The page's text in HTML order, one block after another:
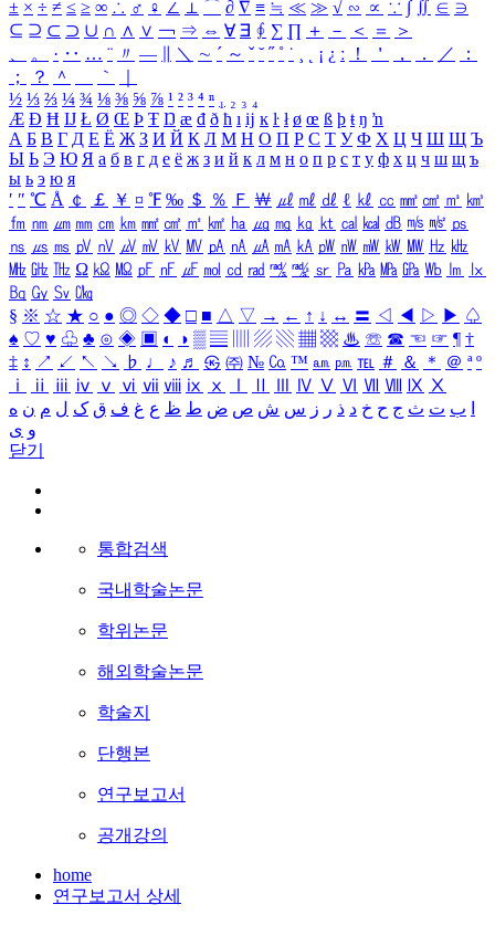
± × ÷ ≠ ≤ ≥ ∞ ∴ ♂ ♀ ∠ ⊥ ⌒ ∂ ∇ ≡ ≒ ≪ ≫ √ ∽ ∝ ∵ ∫ ∬ ∈ ∋
⊆ ⊇ ⊂ ⊃ ∪ ∩ ∧ ∨ ￢ ⇒ ⇔ ∀ ∃ ∮ ∑ ∏ ＋ － ＜ ＝
＞
、
。 · ‥ … ¨ 〃 ― ＼ ∼ ´ ～ ˇ ˘ ˝ ˚ ˙ ¸ ¡ ¿ ː ！ ＇ ， ． ／
：
；
？ ＾ ｀
½ ⅓ ⅔ ¼ ¾ ⅛ ⅜ ⅝ ⅞ ¹ ² ³ ⁴ ⁿ ₁ ₂ ₃ ₄
Æ Ð Ħ Ĳ Ł Ø Œ Þ Ŧ Ŋ æ đ ð ħ ı ĳ ĸ ŀ ł ø œ ß þ ŧ ŋ ŉ
А Б В Г Д Е Ё Ж З И Й К Л М Н О П Р С Т У Ф Х Ц Ч Ш Щ Ъ
Ы Ь Э Ю Я а б в г д е ё ж з и й к л м н о п р с т у ф х ц ч ш щ ъ
ы ь э ю я
′ ″ ℃ Å ￠ ￡ ￥ ¤ ℉ ‰ ＄ ％ Ｆ ￦ ㎕ ㎖ ㎗ ℓ ㎘ ㏄ ㎣ ㎤ ㎥ ㎦
㎙ ㎚ ㎛ ㎜ ㎝ ㎞ ㎟ ㎠ ㎡ ㎢ ㏊ ㎍ ㎎ ㎏ ㏏ ㎈ ㎉ ㏈ ㎧ ㎨ ㎰
㎱ ㎲ ㎳ ㎴ ㎵ ㎶ ㎷ ㎸ ㎹ ㎀ ㎁ ㎂ ㎃ ㎄ ㎺ ㎻ ㎽ ㎾ ㎿ ㎐ ㎑
㎒ ㎓ ㎔ Ω ㏀ ㏁ ㎊ ㎋ ㎌ ㏖ ㏅ ㎭ ㎮ ㎯ ㏛ ㎩ ㎪ ㎫ ㎬ ㏝ ㏐
㏓
㏃ ㏉ ㏜ ㏆
§ ※ ☆ ★ ○ ● ◎ ◇ ◆ □ ■ △ ▽ → ← ↑ ↓ ↔ 〓 ◁ ◀ ▷ ▶ ♤
♠ ♡ ♥ ♧ ♣ ⊙ ◈ ▣ ◐ ◑ ▒ ▤ ▨ ▧ ▦ ▩ ♨ ☏ ☎ ☜ ☞ ¶ †
‡ ↕ ↗ ↙ ↖ ↘ ♭ ♩ ♪ ♬ ㉿ ㈜ № ㏇ ™ ㏂ ㏘ ℡ ＃ ＆ ＊ ＠ ª º
ⅰ
ⅱ ⅲ ⅳ ⅴ ⅵ ⅶ ⅷ ⅸ ⅹ Ⅳ Ⅴ Ⅵ Ⅶ Ⅷ Ⅸ Ⅹ
ب ت ث ج ح خ د ذ ر ز س ش ص ض ط ظ ع غ ف ق ک ل م ن ه
و ی
닫기
통합검색
국내학술논문
학위논문
해외학술논문
학술지
단행본
연구보고서
공개강의
home
연구보고서 상세